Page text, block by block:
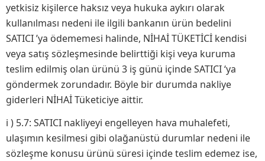
yetkisiz kişilerce haksız veya hukuka aykırı olarak
kullanılması nedeni ile ilgili bankanın ürün bedelini
SATICI ’ya ödememesi halinde, NİHAİ TÜKETİCİ kendisi
veya satış sözleşmesinde belirttiği kişi veya kuruma
teslim edilmiş olan ürünü 3 iş günü içinde SATICI ‘ya
göndermek zorundadır. Böyle bir durumda nakliye
giderleri NİHAİ Tüketiciye aittir.
i ) 5.7: SATICI nakliyeyi engelleyen hava muhalefeti,
ulaşımın kesilmesi gibi olağanüstü durumlar nedeni ile
sözleşme konusu ürünü süresi içinde teslim edemez ise,